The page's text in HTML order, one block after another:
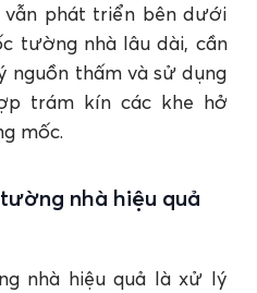
phát triển bên dưới
tường nhà lâu dài, cần
nguồn thấm và sử dụng
trám kín các khe hở
mốc.
nhà hiệu quả
nhà hiệu quả là xử lý